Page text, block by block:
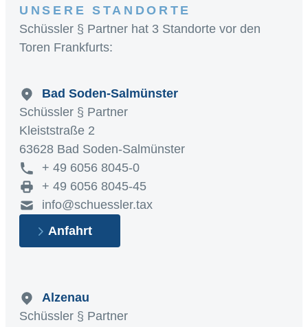
UNSERE STANDORTE
Schüssler § Partner hat 3 Standorte vor den
Toren Frankfurts:
Bad Soden-Salmünster
Schüssler § Partner
Kleiststraße 2
63628 Bad Soden-Salmünster
+ 49 6056 8045-0
+ 49 6056 8045-45
info@schuessler.tax
Anfahrt
Alzenau
Schüssler § Partner